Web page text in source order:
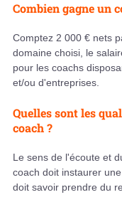
Combien gagne un
Comptez 2 000 € nets
domaine choisi, le
pour les coachs
et/ou d'entreprises.
Quelles sont les
coach ?
Le sens de l'écoute et
coach doit instaurer
doit savoir prendre du